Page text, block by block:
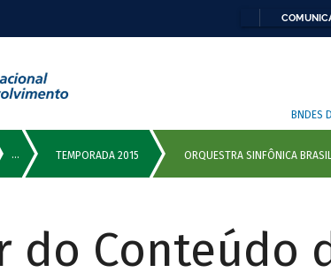
BNDES
do Conteúdo